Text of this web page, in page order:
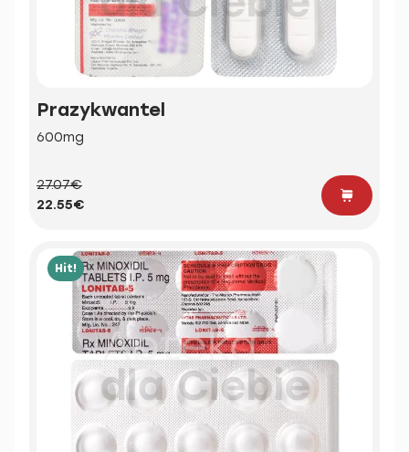
Prazykwantel
600mg
27.07€
22.55€
Hit!